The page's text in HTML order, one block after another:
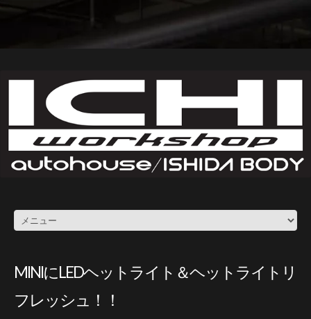
MINIにLEDヘットライト＆ヘットライトリ
フレッシュ！！